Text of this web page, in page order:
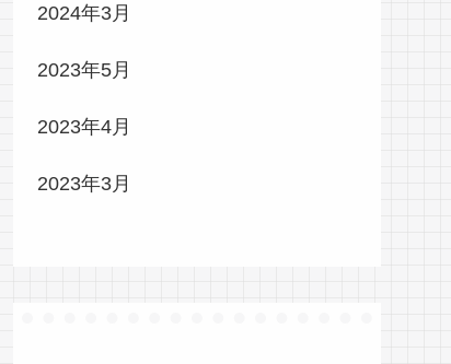
2024年3月
2023年5月
2023年4月
2023年3月